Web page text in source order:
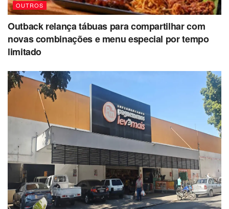
OUTROS
Outback relança tábuas para compartilhar com
novas combinações e menu especial por tempo
limitado